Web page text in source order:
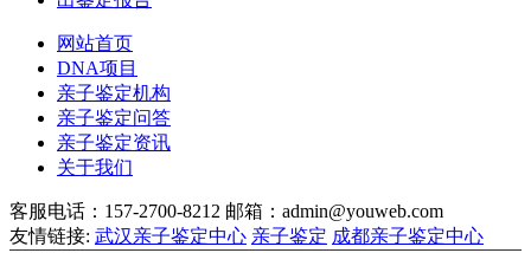
网站首页
DNA项目
亲子鉴定机构
亲子鉴定问答
亲子鉴定资讯
关于我们
客服电话：157-2700-8212 邮箱：admin@youweb.com
友情链接: 武汉亲子鉴定中心 亲子鉴定 成都亲子鉴定中心